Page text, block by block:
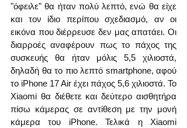
"όφειλε" θα ήταν πολύ λεπτό, ενώ θα είχε
και τον ίδιο περίπου σχεδιασμό, αν οι
εικόνα που διέρρευσε δεν μας απατάει. Οι
διαρροές αναφέρουν πως το πάχος της
συσκευής θα ήταν μόλις 5,5 χιλιοστά,
δηλαδή θα το πιο λεπτό smartphone, αφού
το iPhone 17 Air έχει πάχος 5,6 χιλιοστά. Το
Xiaomi θα διέθετε και δεύτερο αισθητήρα
πίσω κάμερας σε αντίθεση με την μονή
κάμερα του iPhone. Τελικά η Xiaomi